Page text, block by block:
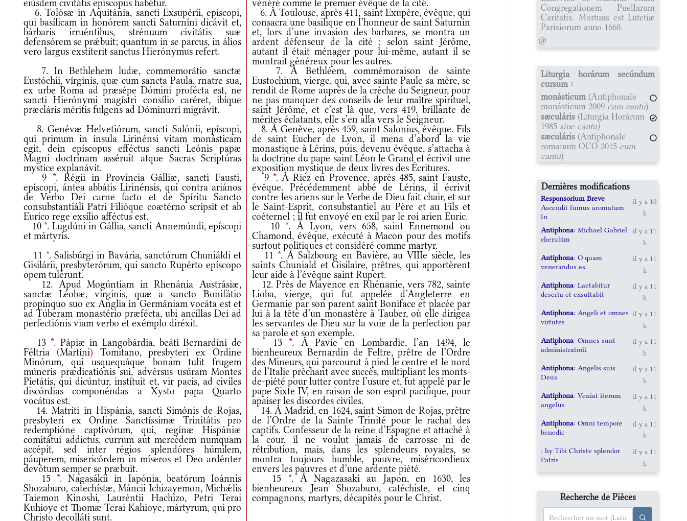
eiúsdem civitátis epíscopus habétur.
vénéré comme le premier évêque de la cité.
6. Tolósæ in Aquitánia, sancti Exsupérii, epíscopi,
qui basílicam in honórem sancti Saturníni dicávit et,
bárbaris irruéntibus, strénuum civitátis suæ
defensórem se prǽbuit; quantum in se parcus, in álios
vero largus exstíterit sanctus Hierónymus refert.
6. À Toulouse, après 411, saint Exupère, évêque, qui
consacra une basilique en l’honneur de saint Saturnin
et, lors d’une invasion des barbares, se montra un
ardent défenseur de la cité ; selon saint Jérôme,
autant il était ménager pour lui-même, autant il se
montrait généreux pour les autres.
7. In Bethlehem ludæ, commemorátio sanctæ
Eustóchii, vírginis, quæ cum sancta Paula, rnatre sua,
ex urbe Roma ad præsépe Dómini profécta est, ne
sancti Hierónymi magístri consílio caréret, ibíque
præcláris méritis fulgens ad Dóminurri migrávit.
7. À Bethléem, commémoraison de sainte
Eustochium, vierge, qui, avec sainte Paule sa mère, se
rendit de Rome auprès de la crèche du Seigneur, pour
ne pas manquer des conseils de leur maître spirituel,
saint Jérôme, et c’est là que, vers 419, brillante de
mérites éclatants, elle s’en alla vers le Seigneur.
8. Genévæ Helvetiórum, sancti Salónii, epíscopi,
qui primum in ínsula Lirinénsi vitam monásticam
egit, dein epíscopus efféctus sancti Leónis papæ
Magni doctrínam asséruit atque Sacras Scriptúras
mystice explanávit.
8. À Genève, après 459, saint Salonius, évêque. Fils
de saint Eucher de Lyon, il mena d’abord la vie
monastique à Lérins, puis, devenu évêque, s’attacha à
la doctrine du pape saint Léon le Grand et écrivit une
exposition mystique de deux livres des Écritures.
9 *. Régii in Província Gálliæ, sancti Fausti,
epíscopi, ántea abbátis Lirinénsis, qui contra ariános
de Verbo Dei carne facto et de Spíritu Sancto
consubstantiáli Patri Filióque coætérno scripsit et ab
Euríco rege exsílio afféctus est.
9 *. À Riez en Provence, après 485, saint Fauste,
évêque. Précédemment abbé de Lérins, il écrivit
contre les ariens sur le Verbe de Dieu fait chair, et sur
le Saint-Esprit, consubstantiel au Père et au Fils et
coéternel ; il fut envoyé en exil par le roi arien Euric.
10 *. Lugdúni in Gállia, sancti Annemúndi, epíscopi
et mártyris.
10 *. À Lyon, vers 658, saint Ennemond ou
Chamond, évêque, exécuté à Macon pour des motifs
surtout politiques et considéré comme martyr.
11 *. Salisbúrgi in Bavária, sanctórum Chuniáldi et
Gisilárii, presbyterórum, qui sancto Rupérto epíscopo
opem tulérunt.
11 *. À Salzbourg en Bavière, au VIIIe siècle, les
saints Chuniald et Gisilaire, prêtres, qui apportèrent
leur aide à l’évêque saint Rupert.
12. Apud Mogúntiam in Rhenánia Austrásiæ,
sanctæ Léobæ, vírginis, quæ a sancto Bonifátio
propínquo suo ex Anglia in Germániam vocáta est et
ad Túberam monastério præfécta, ubi ancíllas Dei ad
perfectiónis viam verbo et exémplo diréxit.
12. Près de Mayence en Rhénanie, vers 782, sainte
Lioba, vierge, qui fut appelée d’Angleterre en
Germanie par son parent saint Boniface et placée par
lui à la tête d’un monastère à Tauber, où elle dirigea
les servantes de Dieu sur la voie de la perfection par
sa parole et son exemple.
13 *. Pápiæ in Langobárdia, beáti Bernardíni de
Féltria (Martíni) Tomitano, presbyteri ex Ordine
Minórum, qui usquequáque bonam tulit frugem
múneris prædicatiónis sui, advérsus usúram Montes
Pietátis, qui dicúntur, instítuit et, vir pacis, ad civíles
discórdias componéndas a Xysto papa Quarto
vocátus est.
13 *. À Pavie en Lombardie, l’an 1494, le
bienheureux Bernardin de Feltre, prêtre de l’Ordre
des Mineurs, qui parcourut à pied le centre et le nord
de l’Italie prêchant avec succès, multipliant les monts-
de-piété pour lutter contre l’usure et, fut appelé par le
pape Sixte IV, en raison de son esprit pacifique, pour
apaiser les discordes civiles.
14. Matríti in Hispánia, sancti Simónis de Rojas,
presbyteri ex Ordine Sanctíssimæ Trinitátis pro
redemptióne captivórum, qui, regínæ Hispániæ
comitátui addíctus, currum aut mercédem numquam
accépit, sed inter régios splendóres húmilem,
páuperem, misericórdem in míseros et Deo ardénter
devótum semper se præbuit.
14. À Madrid, en 1624, saint Simon de Rojas, prêtre
de l’Ordre de la Sainte Trinité pour le rachat des
captifs. Confesseur de la reine d’Espagne et attaché à
la cour, il ne voulut jamais de carrosse ni de
rétribution, mais, dans les splendeurs royales, se
montra toujours humble, pauvre, miséricordieux
envers les pauvres et d’une ardente piété.
15 *. Nagasákii in Iapónia, beatórum Ioánnis
Shozaburo, catechístæ, Máncii Ichizayemon, Michǽlis
Taiemon Kinoshi, Lauréntii Hachizo, Petri Terai
Kuhioye et Thomæ Terai Kahioye, mártyrum, qui pro
Christo decolláti sunt.
15 *. À Nagazasaki au Japon, en 1630, les
bienheureux Jean Shozaburo, catéchiste, et cinq
compagnons, martyrs, décapités pour le Christ.
Congregationem Puellarum
Caritatis. Mortuus est Lutetiæ
Parisiorum anno 1660.
@
Liturgia horárum secúndum
cursum :
monásticum (Antiphonale
monásticum 2009 cum cantu)
sæculáris (Liturgia Horárum
1985 sine cantu)
sæculáris (Antiphonale
romanum OCO 2015 cum
cantu)
Dernières modifications
Responsorium Breve:
Ascendit fumus aromatum
In
il y a 10
h
Antiphona: Michael Gabriel
cherubim
il y a 11
h
Antiphona: O quam
venerandus es
il y a 11
h
Antiphona: Laetabitur
deserta et exsultabit
il y a 11
h
Antiphona: Angeli et omnes
virtutes
il y a 11
h
Antiphona: Omnes sunt
administratorii
il y a 11
h
Antiphona: Angelis suis
Deus
il y a 11
h
Antiphona: Veniat iterum
angelus
il y a 11
h
Antiphona: Omni tempore
benedic
il y a 11
h
: hy Tibi Christe splendor
Patris
il y a 11
h
Recherche de Pièces